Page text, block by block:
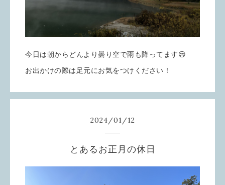
今日は朝からどんより曇り空で雨も降ってます😢
お出かけの際は足元にお気をつけください！
2024/01/12
とあるお正月の休日